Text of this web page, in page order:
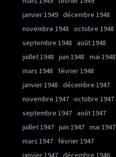
janvier 1949 décembre 1948
novembre 1948
octobre 1948
septembre 1948
août 1948
juillet 1948
juin 1948
mai 1948
mars 1948
février 1948
janvier 1948
décembre 1947
novembre 1947 octobre 1947
septembre 1947 août 1947
juillet 1947 juin 1947 mai 1947
mars 1947
février 1947
janvier 1947 décembre 1946